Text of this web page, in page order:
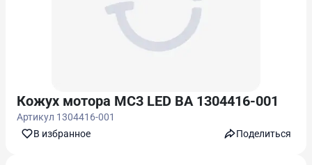
Кожух мотора MC3 LED ВА 1304416-001
Артикул 1304416-001
В избранноe
Поделиться